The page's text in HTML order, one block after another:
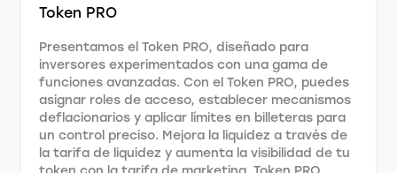
Token PRO
Presentamos el Token PRO, diseñado para
inversores experimentados con una gama de
funciones avanzadas. Con el Token PRO, puedes
asignar roles de acceso, establecer mecanismos
deflacionarios y aplicar límites en billeteras para
un control preciso. Mejora la liquidez a través de
la tarifa de liquidez y aumenta la visibilidad de tu